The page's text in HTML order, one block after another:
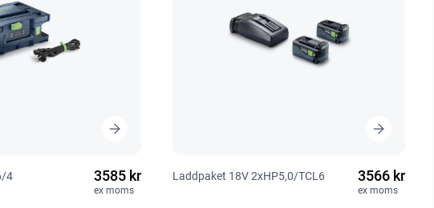
4 3585 kr
ex moms
Laddpaket 18V 2xHP5,0/TCL6 3566 kr
ex moms